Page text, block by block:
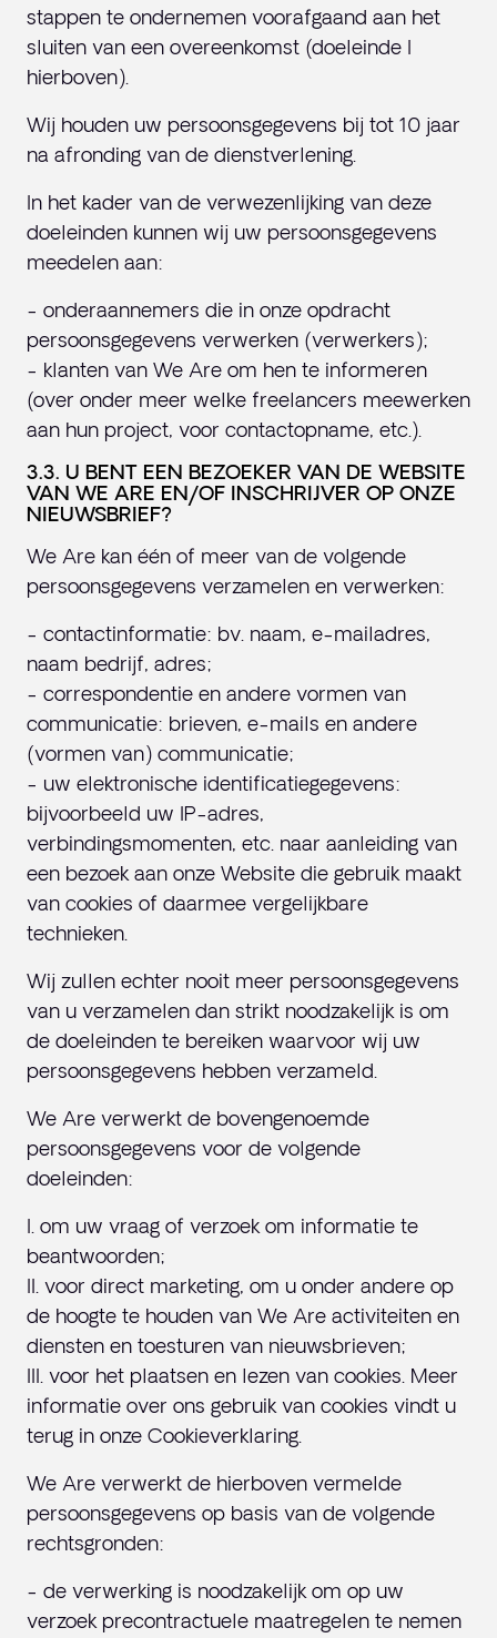
stappen te ondernemen voorafgaand aan het
sluiten van een overeenkomst (doeleinde I
hierboven).
Wij houden uw persoonsgegevens bij tot 10 jaar
na afronding van de dienstverlening.
In het kader van de verwezenlijking van deze
doeleinden kunnen wij uw persoonsgegevens
meedelen aan:
- onderaannemers die in onze opdracht
persoonsgegevens verwerken (verwerkers);
- klanten van We Are om hen te informeren
(over onder meer welke freelancers meewerken
aan hun project, voor contactopname, etc.).
3.3. U BENT EEN BEZOEKER VAN DE WEBSITE
VAN WE ARE EN/OF INSCHRIJVER OP ONZE
NIEUWSBRIEF?
We Are kan één of meer van de volgende
persoonsgegevens verzamelen en verwerken:
- contactinformatie: bv. naam, e-mailadres,
naam bedrijf, adres;
- correspondentie en andere vormen van
communicatie: brieven, e-mails en andere
(vormen van) communicatie;
- uw elektronische identificatiegegevens:
bijvoorbeeld uw IP-adres,
verbindingsmomenten, etc. naar aanleiding van
een bezoek aan onze Website die gebruik maakt
van cookies of daarmee vergelijkbare
technieken.
Wij zullen echter nooit meer persoonsgegevens
van u verzamelen dan strikt noodzakelijk is om
de doeleinden te bereiken waarvoor wij uw
persoonsgegevens hebben verzameld.
We Are verwerkt de bovengenoemde
persoonsgegevens voor de volgende
doeleinden:
I. om uw vraag of verzoek om informatie te
beantwoorden;
II. voor direct marketing, om u onder andere op
de hoogte te houden van We Are activiteiten en
diensten en toesturen van nieuwsbrieven;
III. voor het plaatsen en lezen van cookies. Meer
informatie over ons gebruik van cookies vindt u
terug in onze Cookieverklaring.
We Are verwerkt de hierboven vermelde
persoonsgegevens op basis van de volgende
rechtsgronden:
- de verwerking is noodzakelijk om op uw
verzoek precontractuele maatregelen te nemen